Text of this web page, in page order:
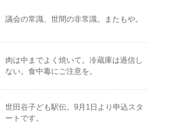
議会の常識、世間の非常識。またもや。
肉は中までよく焼いて。冷蔵庫は過信し
ない。食中毒にご注意を。
世田谷子ども駅伝。9月1日より申込スタ
ートです。